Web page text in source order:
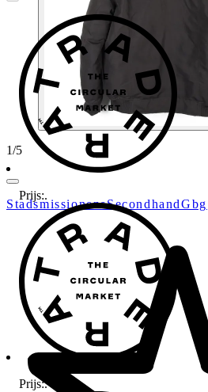
1/5
StadsmissionensSecondhandGbg
Prijs:.
Prijs:.